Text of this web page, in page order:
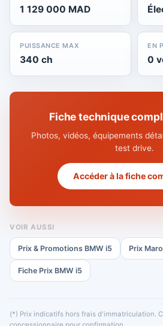
1 129 000 MAD
PUISSANCE MAX
340 ch
EN
0
Fiche technique
Photos, vidéos, équipements
test drive.
Accéder à la fiche
VOIR AUSSI
Prix & Promotions BMW i5 Prix
Fiche Prix BMW i5
(*) Prix indicatifs hors frais d'immatriculation.